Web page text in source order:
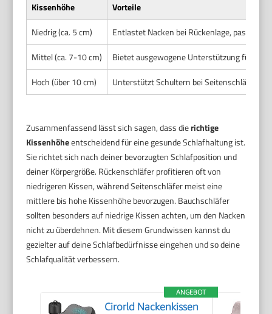
Kissenhöhe
Vorteile
Niedrig (ca. 5 cm)
Entlastet Nacken bei Rückenlage, passt gut
Mittel (ca. 7-10 cm)
Bietet ausgewogene Unterstützung für
Hoch (über 10 cm)
Unterstützt Schultern bei Seitenschläfern,
Zusammenfassend lässt sich sagen, dass dierichtige
Kissenhöheentscheidend für eine gesunde Schlafhaltung ist.
Sie richtet sich nach deiner bevorzugten Schlafposition und
deiner Körpergröße. Rückenschläfer profitieren oft von
niedrigeren Kissen, während Seitenschläfer meist eine
mittlere bis hohe Kissenhöhe bevorzugen. Bauchschläfer
sollten besonders auf niedrige Kissen achten, um den Nacken
nicht zu überdehnen. Mit diesem Grundwissen kannst du
gezielter auf deine Schlafbedürfnisse eingehen und so deine
Schlafqualität verbessern.
ANGEBOT
Cirorld Nackenkissen